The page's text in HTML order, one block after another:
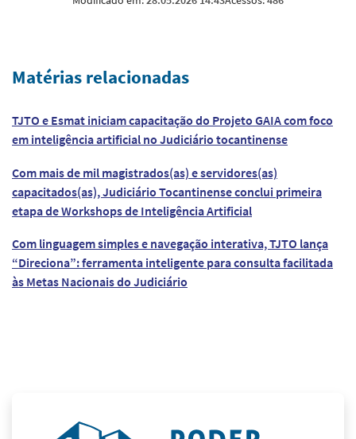
Matérias relacionadas
TJTO e Esmat iniciam capacitação do Projeto GAIA com foco
em inteligência artificial no Judiciário tocantinense
Com mais de mil magistrados(as) e servidores(as)
capacitados(as), Judiciário Tocantinense conclui primeira
etapa de Workshops de Inteligência Artificial
Com linguagem simples e navegação interativa, TJTO lança
“Direciona”: ferramenta inteligente para consulta facilitada
às Metas Nacionais do Judiciário